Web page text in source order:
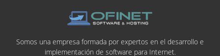
Somos una empresa formada por expertos en el desarrollo e
implementación de software para Internet.